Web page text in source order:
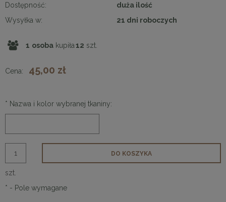
Dostępność:
duża ilość
Wysyłka w:
21 dni roboczych
1 osoba kupiła12 szt.
Cena: 45,00 zł
* Nazwa i kolor wybranej tkaniny:
szt.
DO KOSZYKA
* - Pole wymagane